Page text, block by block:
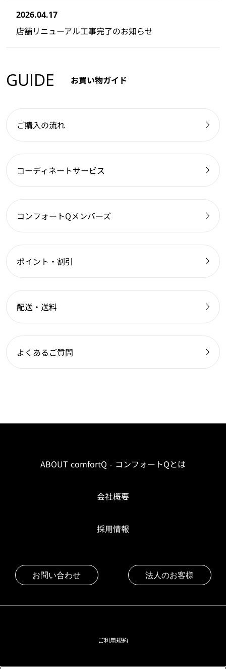
2026.04.17
店舗リニューアル工事完了のお知らせ
GUIDE お買い物ガイド
ご購入の流れ
コーディネートサービス
コンフォートQメンバーズ
ポイント・割引
配送・送料
よくあるご質問
ABOUT comfortQ - コンフォートQとは
会社概要
採用情報
お問い合わせ 法人のお客様
ご利用規約